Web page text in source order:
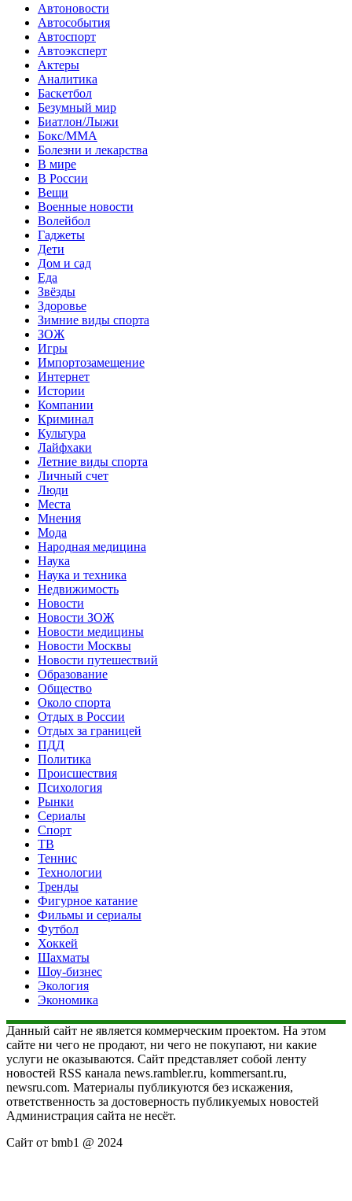
Автоновости
Автособытия
Автоспорт
Автоэксперт
Актеры
Аналитика
Баскетбол
Безумный мир
Биатлон/Лыжи
Бокс/MMA
Болезни и лекарства
В мире
В России
Вещи
Военные новости
Волейбол
Гаджеты
Дети
Дом и сад
Еда
Звёзды
Здоровье
Зимние виды спорта
ЗОЖ
Игры
Импортозамещение
Интернет
Истории
Компании
Криминал
Культура
Лайфхаки
Летние виды спорта
Личный счет
Люди
Места
Мнения
Мода
Народная медицина
Наука
Наука и техника
Недвижимость
Новости
Новости ЗОЖ
Новости медицины
Новости Москвы
Новости путешествий
Образование
Общество
Около спорта
Отдых в России
Отдых за границей
ПДД
Политика
Происшествия
Психология
Рынки
Сериалы
Спорт
ТВ
Теннис
Технологии
Тренды
Фигурное катание
Фильмы и сериалы
Футбол
Хоккей
Шахматы
Шоу-бизнес
Экология
Экономика
Данный сайт не является коммерческим проектом. На этом
сайте ни чего не продают, ни чего не покупают, ни какие
услуги не оказываются. Сайт представляет собой ленту
новостей RSS канала news.rambler.ru, kommersant.ru,
newsru.com. Материалы публикуются без искажения,
ответственность за достоверность публикуемых новостей
Администрация сайта не несёт.
Сайт от bmb1 @ 2024